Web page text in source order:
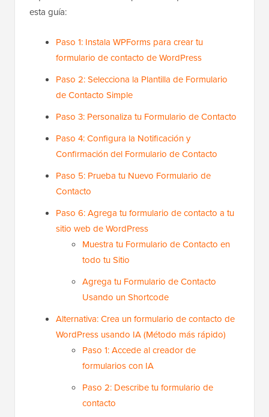
esta guía:
Paso 1: Instala WPForms para crear tu
formulario de contacto de WordPress
Paso 2: Selecciona la Plantilla de Formulario
de Contacto Simple
Paso 3: Personaliza tu Formulario de Contacto
Paso 4: Configura la Notificación y
Confirmación del Formulario de Contacto
Paso 5: Prueba tu Nuevo Formulario de
Contacto
Paso 6: Agrega tu formulario de contacto a tu
sitio web de WordPress
Muestra tu Formulario de Contacto en
todo tu Sitio
Agrega tu Formulario de Contacto
Usando un Shortcode
Alternativa: Crea un formulario de contacto de
WordPress usando IA (Método más rápido)
Paso 1: Accede al creador de
formularios con IA
Paso 2: Describe tu formulario de
contacto